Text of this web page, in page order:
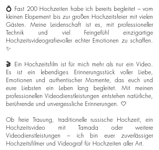
💍 Fast 200 Hochzeiten habe ich bereits begleitet – vom
kleinen Elopement bis zur großen Hochzeitsfeier mit vielen
Gästen. Meine Leidenschaft ist es, mit professioneller
Technik und viel Feingefühl einzigartige
Hochzeitsvideografievoller echter Emotionen zu schaffen.
✨
🎬 Ein Hochzeitsfilm ist für mich mehr als nur ein Video.
Es ist ein lebendiges Erinnerungsstück voller Liebe,
Emotionen und authentischer Momente, das euch und
eure Liebsten ein Leben lang begleitet. Mit meinen
professionellen Videodienstleistungen entstehen natürliche,
berührende und unvergessliche Erinnerungen. 🤍
Ob freie Trauung, traditionelle russische Hochzeit, ein
Hochzeitsvideo mit Tamada oder weitere
Videodienstleistungen – ich bin euer zuverlässiger
Hochzeitsfilmer und Videograf für Hochzeiten aller Art.